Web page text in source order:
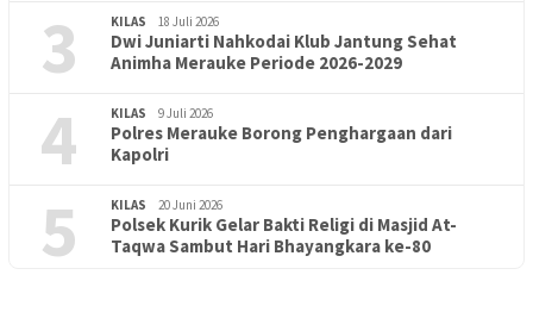
3 KILAS 18 Juli 2026
Dwi Juniarti Nahkodai Klub Jantung Sehat
Animha Merauke Periode 2026-2029
4 KILAS 9 Juli 2026
Polres Merauke Borong Penghargaan dari
Kapolri
5 KILAS 20 Juni 2026
Polsek Kurik Gelar Bakti Religi di Masjid At-
Taqwa Sambut Hari Bhayangkara ke-80
PENDIDIKAN 18 Juni 2026
Lepas Puluhan Peserta Didik, TK Yapis 2 Merauke Siapkan